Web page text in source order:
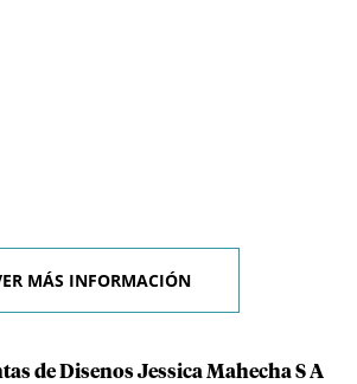
MÁS INFORMACIÓN
de Disenos Jessica Mahecha S A